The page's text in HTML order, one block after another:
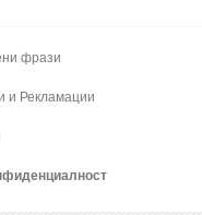
фрази
и Рекламации